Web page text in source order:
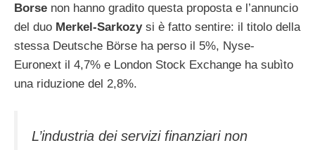
Borse non hanno gradito questa proposta e l’annuncio
del duo Merkel-Sarkozysi è fatto sentire: il titolo della
stessa Deutsche Börse ha perso il 5%, Nyse-
Euronext il 4,7% e London Stock Exchange ha subìto
una riduzione del 2,8%.
L’industria dei servizi finanziari non